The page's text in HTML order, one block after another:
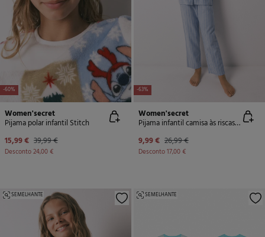
-60%
Women'secret
Pijama polar infantil Stitch
15,99 € 39,99 €
Desconto24,00 €
-63%
Women'secret
Pijama infantil camisa às riscas, 100% algodão
9,99 € 26,99 €
Desconto17,00 €
SEMELHANTE SEMELHANTE